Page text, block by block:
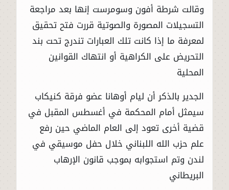
وقالت شرطة أفون وسومرست إنها بعد مراجعة
التسجيلات المصورة والصوتية قررت فتح تحقيق
لمعرفة ما إذا كانت تلك العبارات تندرج تحت بند
التحريض على الكراهية أو انتهاك القوانين
المحلية
الجدير بالذكر أن ليام أوهانا عضو فرقة كنيكاب
سيمثل أمام المحكمة في أغسطس المقبل في
قضية أخرى تعود إلى العام الماضي حين رفع
علم حزب الله اللبناني خلال حفل موسيقي في
لندن وتم استجوابه بموجب قانون الإرهاب
البريطاني